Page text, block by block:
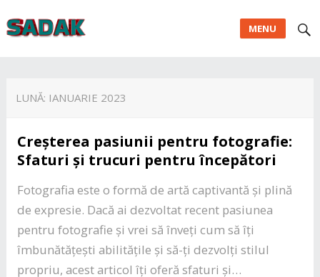
MENU
LUNĂ: IANUARIE 2023
Creșterea pasiunii pentru fotografie:
Sfaturi și trucuri pentru începători
Fotografia este o formă de artă captivantă și plină
de expresie. Dacă ai dezvoltat recent pasiunea
pentru fotografie și vrei să înveți cum să îți
îmbunătățești abilitățile și să-ți dezvolți stilul
propriu, acest articol îți oferă sfaturi și…